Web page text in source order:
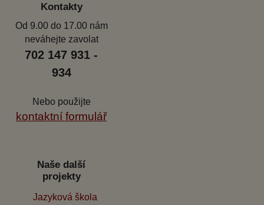
Kontakty
Od 9.00 do 17.00 nám
neváhejte zavolat
702 147 931 -
934
Nebo použijte
kontaktní formulář
Naše další
projekty
Jazyková škola